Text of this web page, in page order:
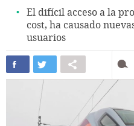
El difícil acceso a la
cost, ha causado
usuarios